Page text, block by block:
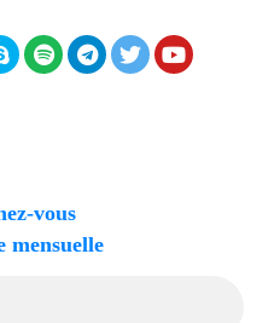
ABC
Théodule
vous
mensuelle